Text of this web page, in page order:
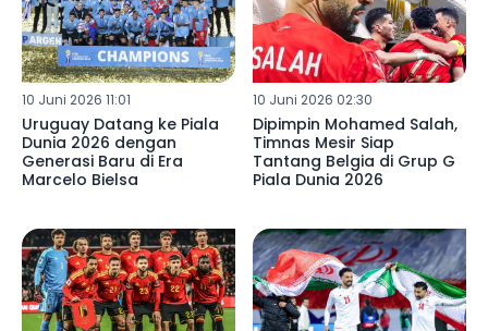
10 Juni 2026 11:01
Uruguay Datang ke Piala
Dunia 2026 dengan
Generasi Baru di Era
Marcelo Bielsa
10 Juni 2026 02:30
Dipimpin Mohamed Salah,
Timnas Mesir Siap
Tantang Belgia di Grup G
Piala Dunia 2026